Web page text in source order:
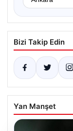
Bizi Takip Edin
Yan Manşet